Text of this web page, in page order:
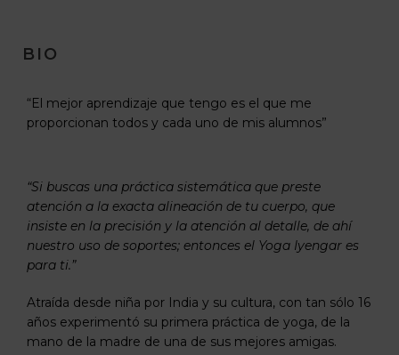
BIO
“El mejor aprendizaje que tengo es el que me
proporcionan todos y cada uno de mis alumnos”
“Si buscas una práctica sistemática que preste
atención a la exacta alineación de tu cuerpo, que
insiste en la precisión y la atención al detalle, de ahí
nuestro uso de soportes; entonces el Yoga Iyengar es
para ti.”
Atraída desde niña por India y su cultura, con tan sólo 16
años experimentó su primera práctica de yoga, de la
mano de la madre de una de sus mejores amigas.